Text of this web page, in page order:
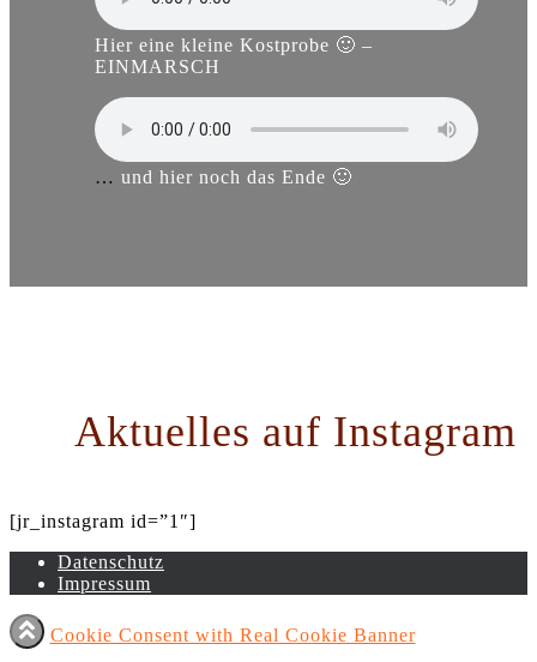
Hier eine kleine Kostprobe 🙂 –
EINMARSCH
… und hier noch das Ende 🙂
Aktuelles auf Instagram
[jr_instagram id=”1″]
Datenschutz
Impressum
Cookie Consent with Real Cookie Banner